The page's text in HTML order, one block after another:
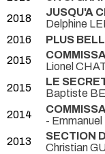
2018
JUSQU'A
Delphine
2016
PLUS
2015
Lionel
2015
LE
Baptiste
2014
-
2013
SECTION
Christian